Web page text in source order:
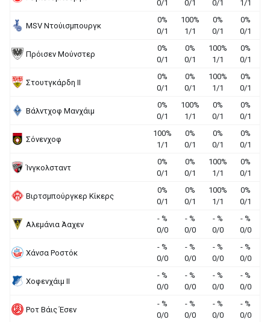
0/1
0/1
0/1
1/1
MSV Ντούισμπουργκ
0%
0/1
100%
1/1
0%
0/1
0%
0/1
Πρόισεν Μούνστερ
0%
0/1
0%
0/1
100%
1/1
0%
0/1
Στουτγκάρδη II
0%
0/1
0%
0/1
100%
1/1
0%
0/1
Βάλντχοφ Μανχάιμ
0%
0/1
100%
1/1
0%
0/1
0%
0/1
Σόνενχοφ
100%
1/1
0%
0/1
0%
0/1
0%
0/1
Ίνγκολσταντ
0%
0/1
0%
0/1
100%
1/1
0%
0/1
Βιρτσμπούργκερ Κίκερς
0%
0/1
0%
0/1
100%
1/1
0%
0/1
Αλεμάνια Άαχεν
- %
0/0
- %
0/0
- %
0/0
- %
0/0
Χάνσα Ροστόκ
- %
0/0
- %
0/0
- %
0/0
- %
0/0
Χοφενχάιμ ΙΙ
- %
0/0
- %
0/0
- %
0/0
- %
0/0
Ροτ Βάις Έσεν
- %
0/0
- %
0/0
- %
0/0
- %
0/0